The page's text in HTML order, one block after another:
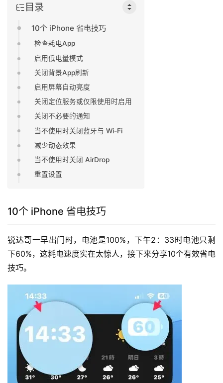
目录
10个 iPhone 省电技巧
检查耗电App
启用低电量模式
关闭背景App刷新
启用屏幕自动亮度
关闭定位服务或仅限使用时启用
关闭不必要的通知
当不使用时关闭蓝牙与 Wi-Fi
减少动态效果
当不使用时关闭 AirDrop
重置设置
10个 iPhone 省电技巧
锐达哥一早出门时，电池是100%，下午2：33时电池只剩
下60%，这耗电速度实在太惊人，接下来分享10个有效省电
技巧。